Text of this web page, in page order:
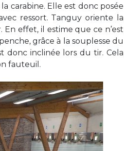
carabine. Elle est donc posée
ressort. Tanguy oriente la
effet, il estime que ce n’est
grâce à la souplesse du
donc inclinée lors du tir. Cela
fauteuil.